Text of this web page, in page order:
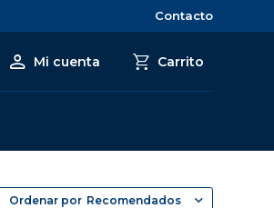
Contacto
Recomendados